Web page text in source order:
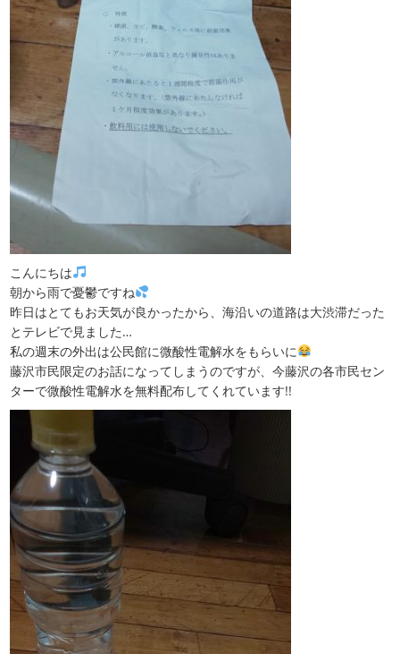
こんにちは
朝から雨で憂鬱ですね
昨日はとてもお天気が良かったから、海沿いの道路は大渋滞だった
とテレビで見ました…
私の週末の外出は公民館に微酸性電解水をもらいに
藤沢市民限定のお話になってしまうのですが、今藤沢の各市民セン
ターで微酸性電解水を無料配布してくれています!!